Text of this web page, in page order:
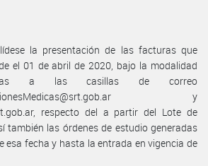
la presentación de las facturas que
el 01 de abril de 2020, bajo la modalidad
a las casillas de correo
y
respecto del a partir del Lote de
también las órdenes de estudio generadas
esa fecha y hasta la entrada en vigencia de